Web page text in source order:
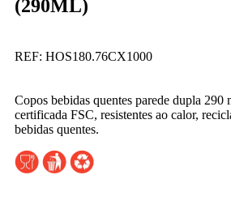
(290ML)
REF: HOS180.76CX1000
Copos bebidas quentes parede dupla 290
certificada FSC, resistentes ao calor,
bebidas quentes.